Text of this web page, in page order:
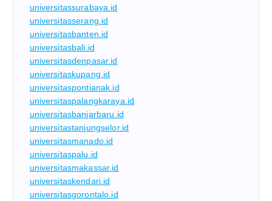
universitassurabaya.id
universitasserang.id
universitasbanten.id
universitasbali.id
universitasdenpasar.id
universitaskupang.id
universitaspontianak.id
universitaspalangkaraya.id
universitasbanjarbaru.id
universitastanjungselor.id
universitasmanado.id
universitaspalu.id
universitasmakassar.id
universitaskendari.id
universitasgorontalo.id